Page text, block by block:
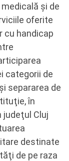
şi de
oferite
cu handicap
categorii de
separarea de
în
judeţul Cluj
destinate
de pe raza